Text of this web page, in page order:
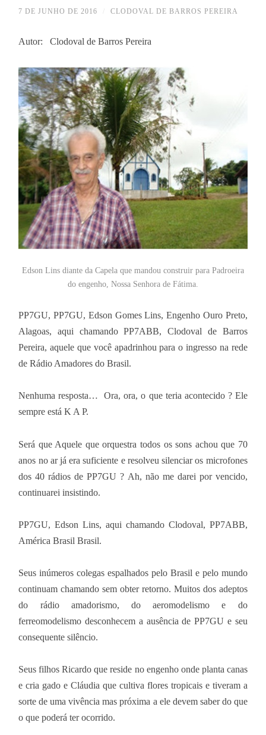
7 DE JUNHO DE 2016 CLODOVAL DE BARROS PEREIRA
Autor: Clodoval de Barros Pereira
Edson Lins diante da Capela que mandou construir para Padroeira
do engenho, Nossa Senhora de Fátima.
PP7GU, PP7GU, Edson Gomes Lins, Engenho Ouro Preto,
Alagoas, aqui chamando PP7ABB, Clodoval de Barros
Pereira, aquele que você apadrinhou para o ingresso na rede
de Rádio Amadores do Brasil.
Nenhuma resposta… Ora, ora, o que teria acontecido ? Ele
sempre está K A P.
Será que Aquele que orquestra todos os sons achou que 70
anos no ar já era suficiente e resolveu silenciar os microfones
dos 40 rádios de PP7GU ? Ah, não me darei por vencido,
continuarei insistindo.
PP7GU, Edson Lins, aqui chamando Clodoval, PP7ABB,
América Brasil Brasil.
Seus inúmeros colegas espalhados pelo Brasil e pelo mundo
continuam chamando sem obter retorno. Muitos dos adeptos
do rádio amadorismo, do aeromodelismo e do
ferreomodelismo desconhecem a ausência de PP7GU e seu
consequente silêncio.
Seus filhos Ricardo que reside no engenho onde planta canas
e cria gado e Cláudia que cultiva flores tropicais e tiveram a
sorte de uma vivência mas próxima a ele devem saber do que
o que poderá ter ocorrido.